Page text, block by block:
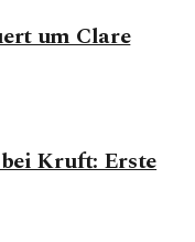
um Clare
Kruft: Erste